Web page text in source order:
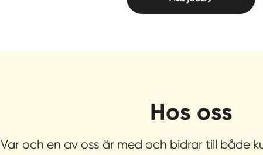
Hos oss
Var och en av oss är med och bidrar till både